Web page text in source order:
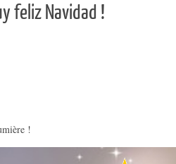
feliz Navidad !
!